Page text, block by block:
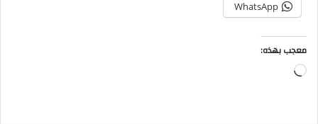
WhatsApp
معجب بهذه:
جاري